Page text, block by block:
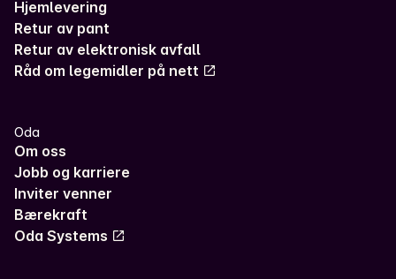
Hjemlevering
Retur av pant
Retur av elektronisk avfall
Råd om legemidler på nett
Oda
Om oss
Jobb og karriere
Inviter venner
Bærekraft
Oda Systems